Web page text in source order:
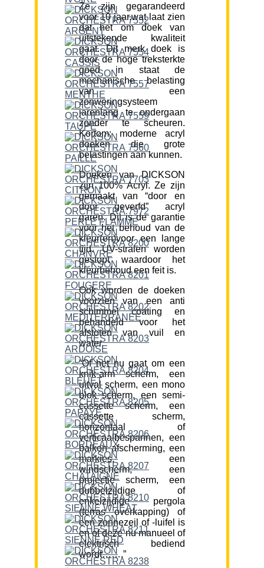
Ze zijn gegarandeerd
voor 10 jaar,wat laat zien
dat het om doek van
uitstekende kwaliteit
gaat. Dit merk doek is
door de hoge treksterkte
goed in staat de
mechanische belasting
van een
zonweringsysteem
jarenlang te ondergaan
zonder te scheuren.
Kortom; moderne acryl
doeken die grote
belastingen aan kunnen.
Doeken van DICKSON
zijn 100% Acryl. Ze zijn
gemaakt van “door en
door geverfd” acryl
garen. Dit is de garantie
voor het behoud van de
kleur(en)voor een lange
tijd. UV-stralen worden
gestopt waardoor het
kleurbehoud een feit is.
Ook worden de doeken
voorzien van een anti
schimmel coating en
behandeld voor het
afstoten van vuil en
water.
“Of het nu gaat om een
knik-arm scherm, een
uitval scherm, een mono
blok scherm, een semi-
cassette scherm, een
cassette scherm,
horizontaal of
verticaalbespannen, een
balkon afscherming, een
markies, een
windscherm, een
projectie scherm, een
dubbelzijdige of
enkelzijdige pergola
(terras overkapping) of
een zonnezeil of -luifel is
en of deze nu manueel of
elektrisch bediend
wordt…….”